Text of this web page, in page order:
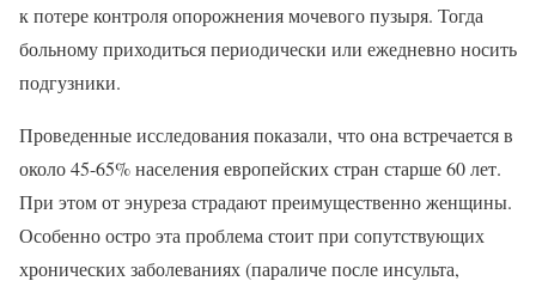
к потере контроля опорожнения мочевого пузыря. Тогда
больному приходиться периодически или ежедневно носить
подгузники.
Проведенные исследования показали, что она встречается в
около 45-65% населения европейских стран старше 60 лет.
При этом от энуреза страдают преимущественно женщины.
Особенно остро эта проблема стоит при сопутствующих
хронических заболеваниях (параличе после инсульта,